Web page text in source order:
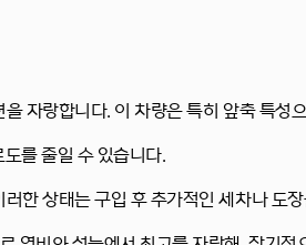
자랑합니다. 이 차량은 특히 앞축 특성
를 줄일 수 있습니다.
한 상태는 구입 후 추가적인 세차나 도